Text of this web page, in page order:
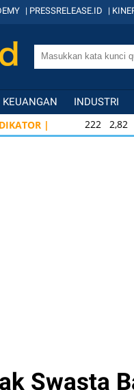
| PRESSRELEASE.ID |
KEUANGAN INDUSTRI
|
222 2,82 1,29% IDX30
359 5,14 1,45%
Swasta